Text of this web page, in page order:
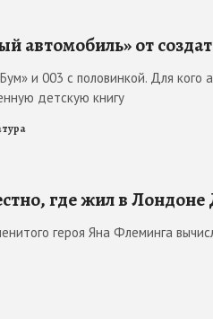
автомобиль» от
и 003 с половинкой. Для
детскую книгу
где жил в
героя Яна Флеминга